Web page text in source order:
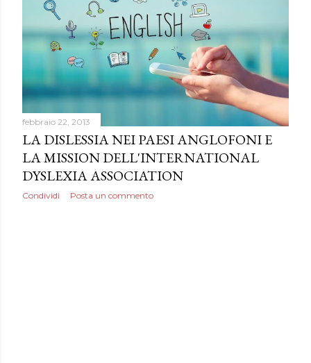
febbraio 22, 2013
LA DISLESSIA NEI PAESI ANGLOFONI E
LA MISSION DELL'INTERNATIONAL
DYSLEXIA ASSOCIATION
Condividi Posta un commento